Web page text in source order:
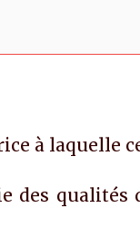
à laquelle
des qualités